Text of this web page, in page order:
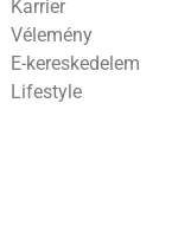
Karrier
Vélemény
E-kereskedelem
Lifestyle